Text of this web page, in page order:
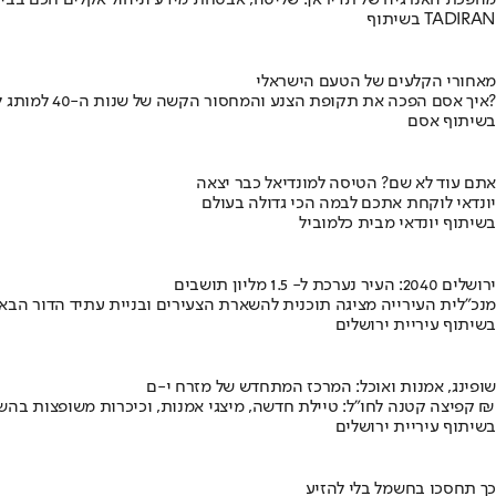
בשיתוף TADIRAN
מאחורי הקלעים של הטעם הישראלי
איך אסם הפכה את תקופת הצנע והמחסור הקשה של שנות ה-40 למותג לאומי?
בשיתוף אסם
אתם עוד לא שם? הטיסה למונדיאל כבר יצאה
יונדאי לוקחת אתכם לבמה הכי גדולה בעולם
בשיתוף יונדאי מבית כלמוביל
ירושלים 2040: העיר נערכת ל- 1.5 מליון תושבים
מנכ"לית העירייה מציגה תוכנית להשארת הצעירים ובניית עתיד הדור
בשיתוף עיריית ירושלים
שופינג, אמנות ואוכל: המרכז המתחדש של מזרח י-ם
קפיצה קטנה לחו"ל: טיילת חדשה, מיצגי אמנות, וכיכרות משופצות בהשקעה של 100 מיליון ₪
בשיתוף עיריית ירושלים
כך תחסכו בחשמל בלי להזיע